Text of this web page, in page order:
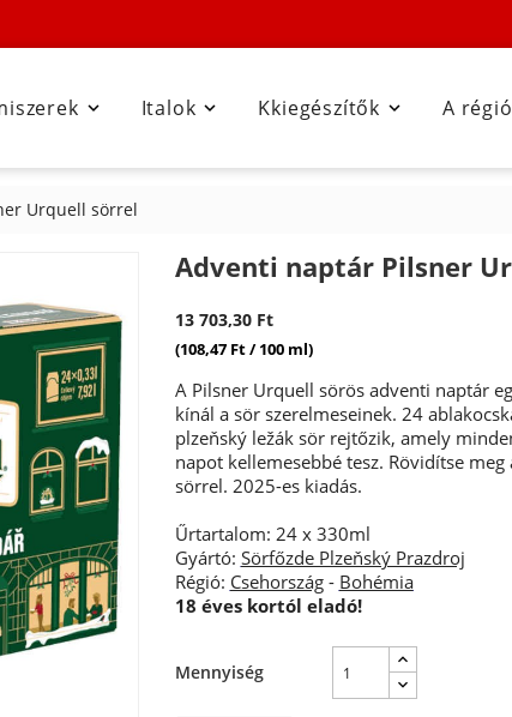
 
Italok 
Kkiegészítők A
Urquell sörrel
Adventi naptár Pilsner
13 703,30 Ft
(108,47 Ft / 100 ml)
A Pilsner Urquell sörös adventi naptár
kínál a sör szerelmeseinek. 24
plzeňský ležák sör rejtőzik, amely
napot kellemesebbé tesz. Rövidítse
sörrel. 2025-es kiadás.
Űrtartalom: 24 x 330ml
Gyártó: Sörfőzde Plzeňský Prazdroj
Régió: Csehország- Bohémia
18 éves kortól eladó!
Mennyiség